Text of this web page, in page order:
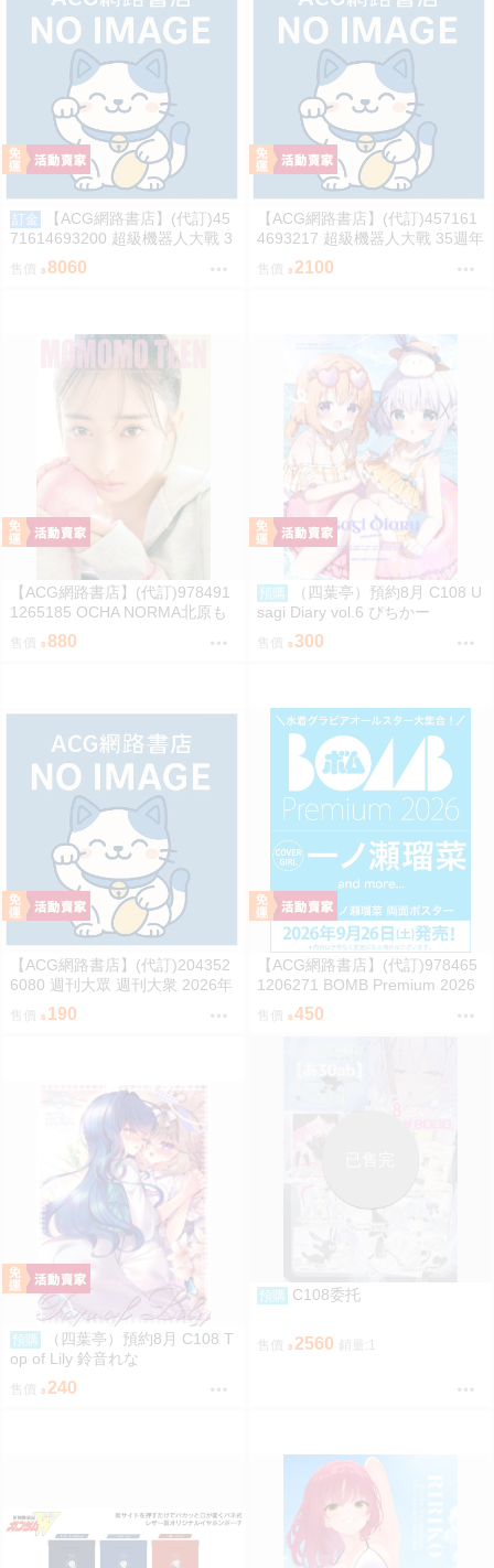
訂金
【ACG網路書店】(代訂)45
71614693200 超級機器人大戰 3
5週年紀念 JAM Project 主題歌完
整專輯 完全生產限定盤
售價 8060
【ACG網路書店】(代訂)457161
4693217 超級機器人大戰 35週年
紀念 JAM Project 主題歌完整專
輯 通常盤
售價 2100
【ACG網路書店】(代訂)978491
1265185 OCHA NORMA北原も
も 寫真集「もももてぃーん。」
880
預購
（四葉亭）預約8月 C108 U
sagi Diary vol.6 ぴちかー
300
【ACG網路書店】(代訂)204352
6080 週刊大眾 週刊大衆 2026年
8月31日號 附:海報
售價 190
【ACG網路書店】(代訂)978465
1206271 BOMB Premium 2026
封面:一ノ瀬瑠菜 附:雙面海報
售價 450
預購
（四葉亭）預約8月 C108 T
op of Lily 鈴音れな
240
預購 C108委托
2560 銷量:1